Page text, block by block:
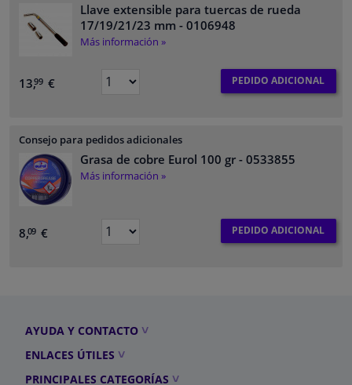
Llave extensible para tuercas de rueda
17/19/21/23 mm - 0106948
Más información »
13,99 € PEDIDO ADICIONAL
Consejo para pedidos adicionales
Grasa de cobre Eurol 100 gr - 0533855
Más información »
8,09 € PEDIDO ADICIONAL
AYUDA Y CONTACTO
ENLACES ÚTILES
PRINCIPALES CATEGORÍAS